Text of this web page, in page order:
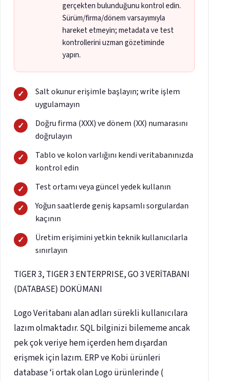
gerçekten bulunduğunu kontrol edin.
Sürüm/firma/dönem varsayımıyla
hareket etmeyin; metadata ve test
kontrollerini uzman gözetiminde
yapın.
Salt okunur erişimle başlayın; write işlem
uygulamayın
Doğru firma (XXX) ve dönem (XX) numarasını
doğrulayın
Tablo ve kolon varlığını kendi veritabanınızda
kontrol edin
Test ortamı veya güncel yedek kullanın
Yoğun saatlerde geniş kapsamlı sorgulardan
kaçının
Üretim erişimini yetkin teknik kullanıcılarla
sınırlayın
TIGER 3, TIGER 3 ENTERPRISE, GO 3 VERİTABANI
(DATABASE) DOKÜMANI
Logo Veritabanı alan adları sürekli kullanıcılara
lazım olmaktadır. SQL bilginizi bilememe ancak
pek çok veriye hem içerden hem dışardan
erişmek için lazım. ERP ve Kobi ürünleri
database ‘i ortak olan Logo ürünlerinde (